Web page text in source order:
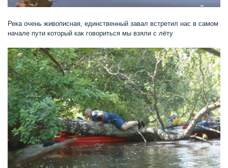
Река очень живописная, единственный завал встретил нас в самом
начале пути который как говориться мы взяли с лёту